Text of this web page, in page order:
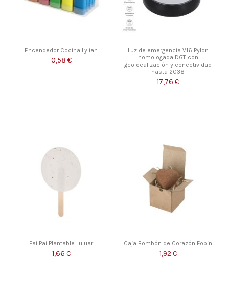
Encendedor Cocina Lylian
0,58 €
Luz de emergencia V16 Pylon
homologada DGT con
geolocalización y conectividad
hasta 2038
17,76 €
Pai Pai Plantable Luluar
1,66 €
Caja Bombón de Corazón Fobin
1,92 €